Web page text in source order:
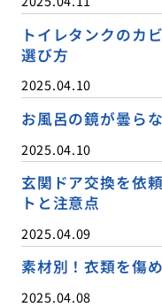
トイレタンクのカ
選び方
2025.04.10
お風呂の鏡が曇ら
2025.04.10
玄関ドア交換を依
トと注意点
2025.04.09
素材別！衣類を傷
2025.04.08